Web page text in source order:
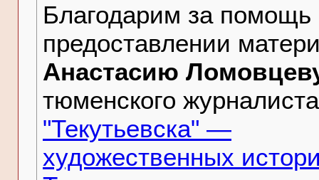
Благодарим за помощь
предоставлении
Анастасию
тюменского
"Текутьевска" —
художественных